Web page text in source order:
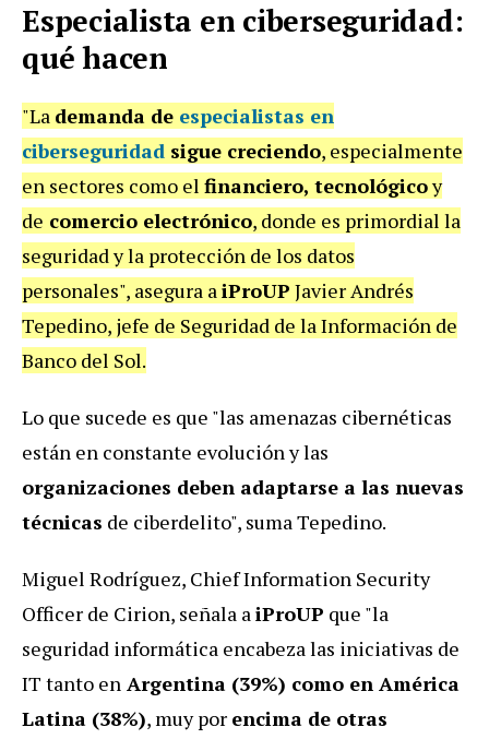
Especialista en ciberseguridad:
qué hacen
"La demanda de especialistas en
ciberseguridad sigue creciendo, especialmente
en sectores como el financiero, tecnológicoy
de comercio electrónico, donde es primordial la
seguridad y la protección de los datos
personales", asegura aiProUP Javier Andrés
Tepedino, jefe de Seguridad de la Información de
Banco del Sol.
Lo que sucede es que "las amenazas cibernéticas
están en constante evolución y las
organizaciones deben adaptarse a las nuevas
técnicas de ciberdelito", suma Tepedino.
Miguel Rodríguez, Chief Information Security
Officer de Cirion, señala aiProUP que "la
seguridad informática encabeza las iniciativas de
IT tanto en Argentina (39%) como en América
Latina (38%), muy por encima de otras